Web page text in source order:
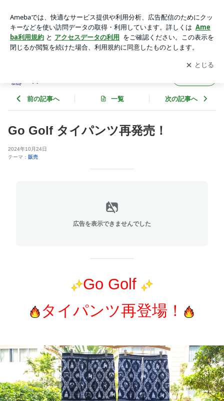
報ならGo Golf！
アプリをダウンロードして ブログの更新通知
を受け取りまし
ょう。
開く
f！
前の記事へ 一覧 次の記事へ
Go Golf タイパンツ再発売！
2024年10月24日
テーマ： 販売
広告を表示できませんでした
Go Golf
タイパンツ再登場！